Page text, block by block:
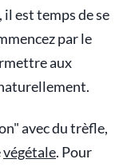
est temps de se
par le
aux
avec du trèfle,
végétale. Pour